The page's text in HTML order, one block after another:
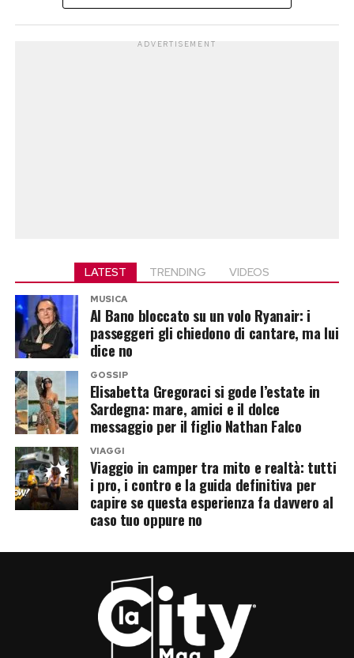
ADVERTISEMENT
LATEST TRENDING VIDEOS
MUSICA
Al Bano bloccato su un volo Ryanair: i
passeggeri gli chiedono di cantare, ma lui
dice no
GOSSIP
Elisabetta Gregoraci si gode l’estate in
Sardegna: mare, amici e il dolce
messaggio per il figlio Nathan Falco
VIAGGI
Viaggio in camper tra mito e realtà: tutti
i pro, i contro e la guida definitiva per
capire se questa esperienza fa davvero al
caso tuo oppure no